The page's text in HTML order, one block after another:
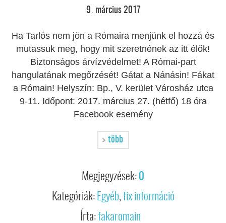
9 . március 2017
Ha Tarlós nem jön a Rómaira menjünk el hozzá és
mutassuk meg, hogy mit szeretnének az itt élők!
Biztonságos árvízvédelmet! A Római-part
hangulatának megőrzését! Gátat a Nánásin! Fákat
a Rómain! Helyszín: Bp., V. kerület Városház utca
9-11. Időpont: 2017. március 27. (hétfő) 18 óra
Facebook esemény
több
Megjegyzések: 0
Kategóriák: Egyéb, fix információ
Írta:fakaromain